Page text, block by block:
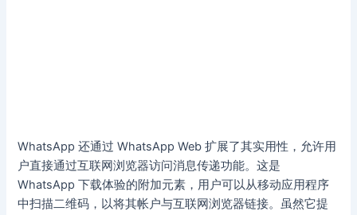
WhatsApp 还通过 WhatsApp Web 扩展了其实用性，允许用
户直接通过互联网浏览器访问消息传递功能。这是
WhatsApp 下载体验的附加元素，用户可以从移动应用程序
中扫描二维码，以将其帐户与互联网浏览器链接。虽然它提